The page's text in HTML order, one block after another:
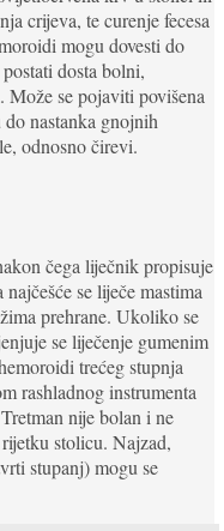
crijeva, te curenje fecesa
mogu dovesti do
dosta bolni,
Može se pojaviti povišena
nastanka gnojnih
odnosno čirevi.
čega liječnik propisuje
se liječe mastima
prehrane. Ukoliko se
se liječenje gumenim
trećeg stupnja
rashladnog instrumenta
nije bolan i ne
stolicu. Najzad,
stupanj) mogu se